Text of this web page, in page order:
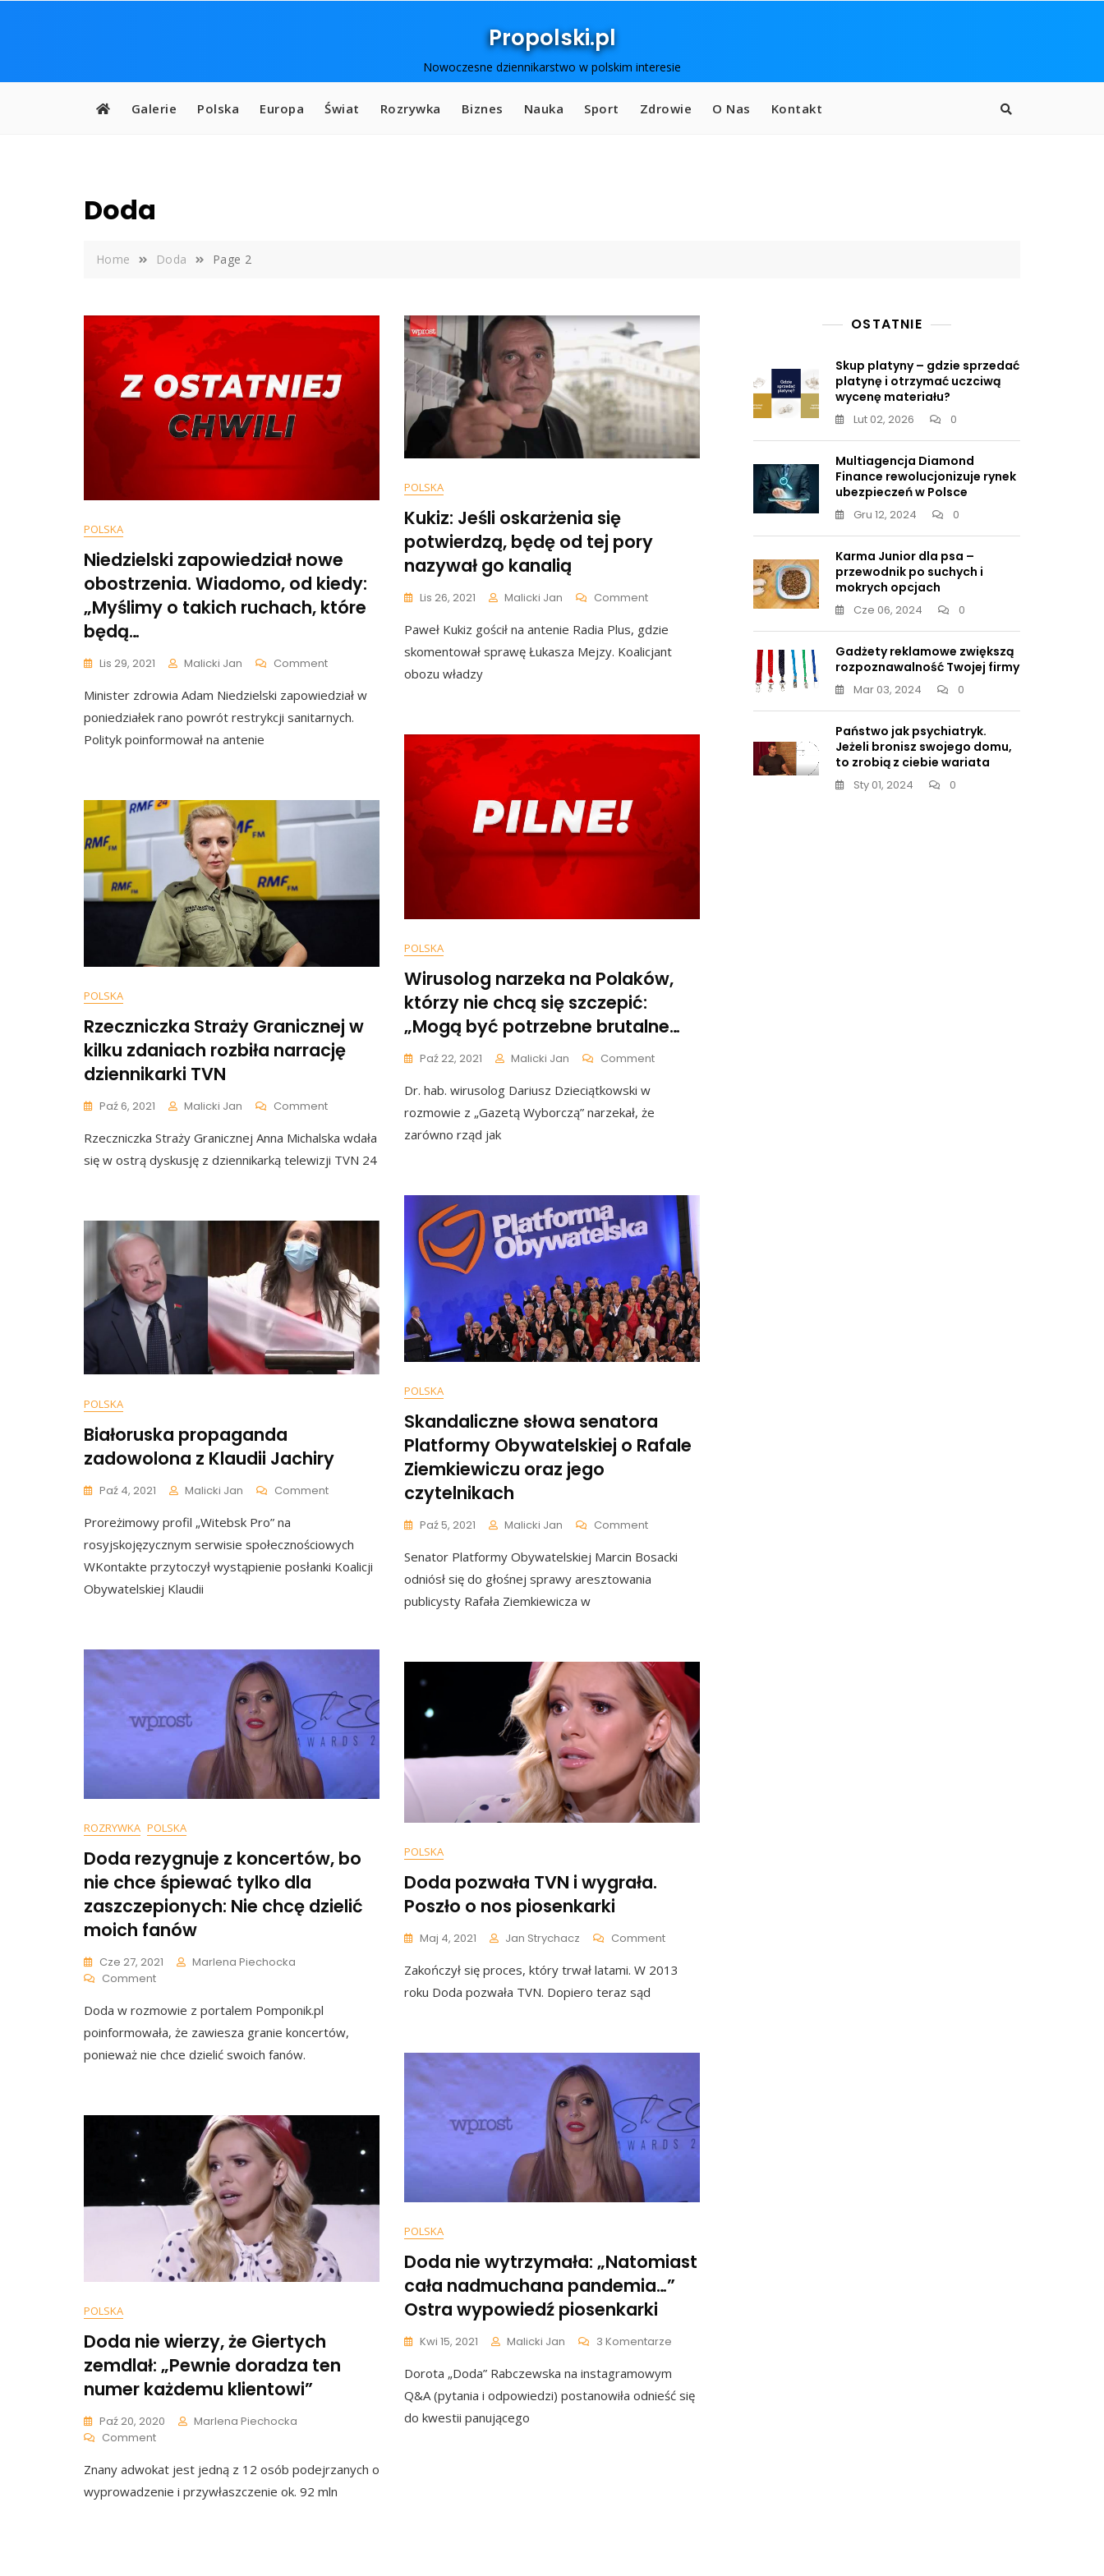
Propolski.pl
Nowoczesne dziennikarstwo w polskim interesie
Galerie Polska Europa Świat Rozrywka Biznes Nauka Sport Zdrowie O Nas Kontakt
Doda
Home Doda Page 2
POLSKA
Niedzielski zapowiedział nowe
obostrzenia. Wiadomo, od kiedy:
„Myślimy o takich ruchach, które
będą…
Lis 29, 2021 Malicki Jan CommentOn
Zapowiedział
Nowe
Obostrzenia.
Takich
Minister zdrowia Adam Niedzielski zapowiedział w
poniedziałek rano powrót restrykcji sanitarnych.
Polityk poinformował na antenie
POLSKA
Kukiz: Jeśli oskarżenia się
potwierdzą, będę od tej pory
nazywał go kanalią
Lis 26, 2021 Malicki Jan CommentOn
Jeśli
Oskarżenia
Się
Pory
Nazywał
Kanalią
Paweł Kukiz gościł na antenie Radia Plus, gdzie
skomentował sprawę Łukasza Mejzy. Koalicjant
obozu władzy
POLSKA
Wirusolog narzeka na Polaków,
którzy nie chcą się szczepić:
„Mogą być potrzebne brutalne…
Paź 22, 2021 Malicki Jan CommentOn
Szczepić:
„Mogą
Potrzebne
Brutalne…
Dr. hab. wirusolog Dariusz Dzieciątkowski w
rozmowie z „Gazetą Wyborczą” narzekał, że
zarówno rząd jak
POLSKA
Rzeczniczka Straży Granicznej w
kilku zdaniach rozbiła narrację
dziennikarki TVN
Paź 6, 2021 Malicki Jan CommentOn
Straży
Granicznej
W
Rozbiła
Dziennikarki
TVN
Rzeczniczka Straży Granicznej Anna Michalska wdała
się w ostrą dyskusję z dziennikarką telewizji TVN 24
POLSKA
Skandaliczne słowa senatora
Platformy Obywatelskiej o Rafale
Ziemkiewiczu oraz jego
czytelnikach
Paź 5, 2021 Malicki Jan CommentOn
Słowa
Senatora
Oraz
Jego
Czytelnikach
Senator Platformy Obywatelskiej Marcin Bosacki
odniósł się do głośnej sprawy aresztowania
publicysty Rafała Ziemkiewicza w
POLSKA
Białoruska propaganda
zadowolona z Klaudii Jachiry
Paź 4, 2021 Malicki Jan CommentOn
Zadowolona
Klaudii
Proreżimowy profil „Witebsk Pro” na
rosyjskojęzycznym serwisie społecznościowych
WKontakte przytoczył wystąpienie posłanki Koalicji
Obywatelskiej Klaudii
ROZRYWKA POLSKA
Doda rezygnuje z koncertów, bo
nie chce śpiewać tylko dla
zaszczepionych: Nie chcę dzielić
moich fanów
Cze 27, 2021
Marlena Piechocka
CommentOn
Rezygnuje
Z
Koncertów,
Bo
Zaszczepionych:
Chcę
Dzielić
Moich
Fanów
Doda w rozmowie z portalem Pomponik.pl
poinformowała, że zawiesza granie koncertów,
ponieważ nie chce dzielić swoich fanów.
POLSKA
Doda pozwała TVN i wygrała.
Poszło o nos piosenkarki
Maj 4, 2021 Jan Strychacz CommentOn
Pozwała
O
Nos
Zakończył się proces, który trwał latami. W 2013
roku Doda pozwała TVN. Dopiero teraz sąd
POLSKA
Doda nie wytrzymała: „Natomiast
cała nadmuchana pandemia…”
Ostra wypowiedź piosenkarki
Kwi 15, 2021 Malicki Jan 3 Komentarze
Wytrzymała:
„Natomiast
Dorota „Doda” Rabczewska na instagramowym
Q&A (pytania i odpowiedzi) postanowiła odnieść się
do kwestii panującego
POLSKA
Doda nie wierzy, że Giertych
zemdlał: „Pewnie doradza ten
numer każdemu klientowi”
Paź 20, 2020
Marlena Piechocka
CommentOn
Nie
Wierzy,
Znany adwokat jest jedną z 12 osób podejrzanych o
wyprowadzenie i przywłaszczenie ok. 92 mln
OSTATNIE
Skup platyny – gdzie sprzedać
platynę i otrzymać uczciwą
wycenę materiału?
Lut 02, 2026 0
Multiagencja Diamond
Finance rewolucjonizuje rynek
ubezpieczeń w Polsce
Gru 12, 2024 0
Karma Junior dla psa –
przewodnik po suchych i
mokrych opcjach
Cze 06, 2024 0
Gadżety reklamowe zwiększą
rozpoznawalność Twojej firmy
Mar 03, 2024 0
Państwo jak psychiatryk.
Jeżeli bronisz swojego domu,
to zrobią z ciebie wariata
Sty 01, 2024 0